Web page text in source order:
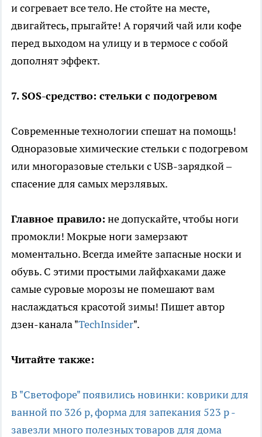
и согревает все тело. Не стойте на месте,
двигайтесь, прыгайте! А горячий чай или кофе
перед выходом на улицу и в термосе с собой
дополнят эффект.
7. SOS-средство: стельки с подогревом
Современные технологии спешат на помощь!
Одноразовые химические стельки с подогревом
или многоразовые стельки с USB-зарядкой –
спасение для самых мерзлявых.
Главное правило: не допускайте, чтобы ноги
промокли! Мокрые ноги замерзают
моментально. Всегда имейте запасные носки и
обувь. С этими простыми лайфхаками даже
самые суровые морозы не помешают вам
наслаждаться красотой зимы! Пишет автор
дзен-канала "TechInsider".
Читайте также:
В "Светофоре" появились новинки: коврики для
ванной по 326 р, форма для запекания 523 р -
завезли много полезных товаров для дома